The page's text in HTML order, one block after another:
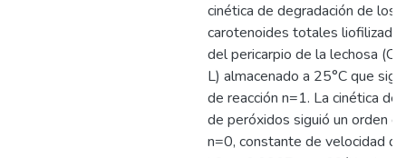
cinética de degradación de los
carotenoides totales
del pericarpio de la lechosa
L) almacenado a 25°C que
de reacción n=1. La cinética de
de peróxidos siguió un orden
n=0, constante de velocidad